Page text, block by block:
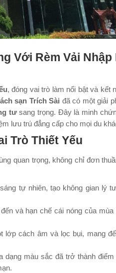
Với Rèm Vải
, đóng vai trò làm nổi bật và kết
sạn Trích Sài đã có một giải
tưsang trọng. Đây là minh
lưu trú đẳng cấp cho mọi du
Trò Thiết Yếu
quan trọng, không chỉ đơn
tự nhiên, tạo không gian lý
và hạn chế cái nóng của mùa
lớp cách âm và lọc bụi, mang
màu sắc đã trở thành điểm